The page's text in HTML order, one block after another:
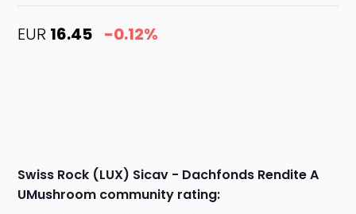
EUR 16.45 -0.12%
Swiss Rock (LUX) Sicav - Dachfonds Rendite A
UMushroom community rating: